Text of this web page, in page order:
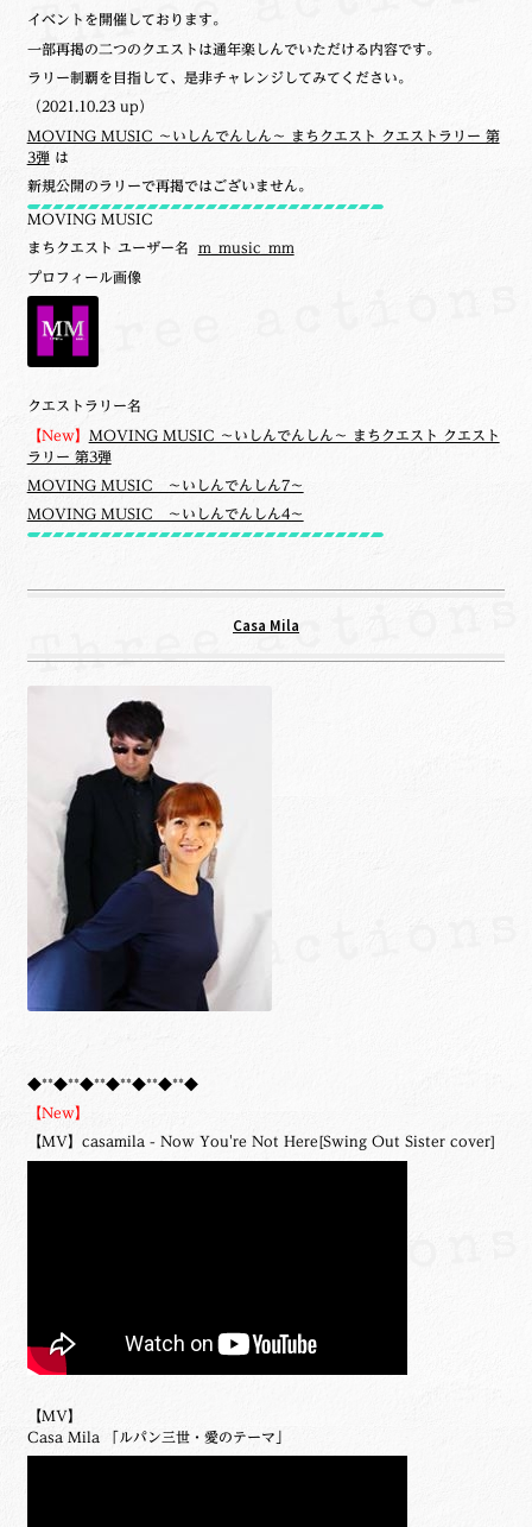
イベントを開催しております。
一部再掲の二つのクエストは通年楽しんでいただける内容です。
ラリー制覇を目指して、是非チャレンジしてみてください。
（2021.10.23 up）
MOVING MUSIC ～いしんでんしん～ まちクエスト クエストラリー 第
3弾 は
新規公開のラリーで再掲ではございません。
MOVING MUSIC
まちクエスト ユーザー名 m_music_mm
プロフィール画像
クエストラリー名
【New】 MOVING MUSIC ～いしんでんしん～ まちクエスト クエスト
ラリー 第3弾
MOVING MUSIC ～いしんでんしん7～
MOVING MUSIC ～いしんでんしん4～
Casa Mila
◆**◆**◆**◆**◆**◆**◆
【New】
【MV】casamila - Now You're Not Here[Swing Out Sister cover]
【MV】
Casa Mila 「ルパン三世・愛のテーマ」